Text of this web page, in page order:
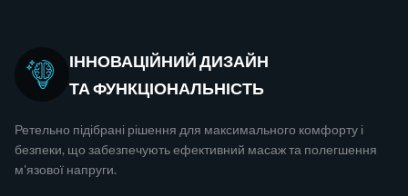
ІННОВАЦІЙНИЙ ДИЗАЙН
ТА ФУНКЦІОНАЛЬНІСТЬ
Ретельно підібрані рішення для максимального комфорту і
безпеки, що забезпечують ефективний масаж та полегшення
м'язової напруги.